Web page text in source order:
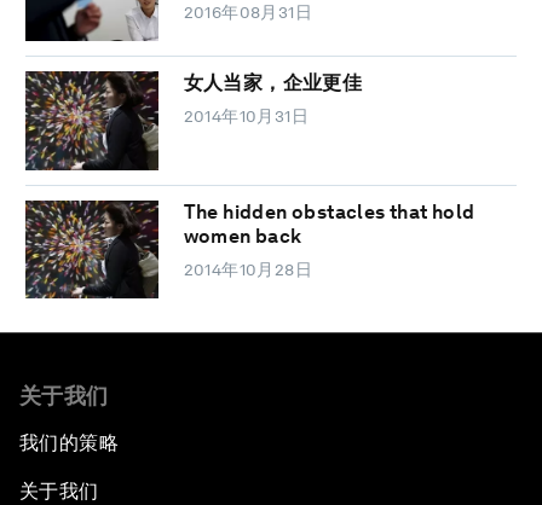
2016年08月31日
女人当家，企业更佳
2014年10月31日
The hidden obstacles that hold
women back
2014年10月28日
关于我们
我们的策略
关于我们